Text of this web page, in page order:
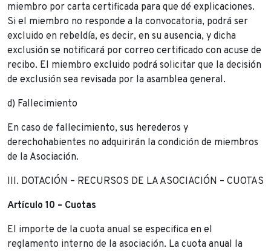
miembro por carta certificada para que dé explicaciones.
Si el miembro no responde a la convocatoria, podrá ser
excluido en rebeldía, es decir, en su ausencia, y dicha
exclusión se notificará por correo certificado con acuse de
recibo. El miembro excluido podrá solicitar que la decisión
de exclusión sea revisada por la asamblea general.
d) Fallecimiento
En caso de fallecimiento, sus herederos y
derechohabientes no adquirirán la condición de miembros
de la Asociación.
III. DOTACIÓN – RECURSOS DE LA ASOCIACIÓN – CUOTAS
Artículo 10 – Cuotas
El importe de la cuota anual se especifica en el
reglamento interno de la asociación. La cuota anual la